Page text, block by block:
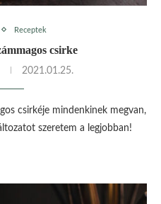
Receptek
csirke
2021.01.25.
csirkéje mindenkinek megvan,
szeretem a legjobban!